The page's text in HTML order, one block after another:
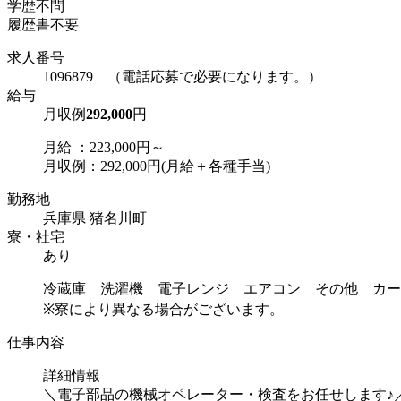
学歴不問
履歴書不要
求人番号
1096879 （電話応募で必要になります。）
給与
月収例292,000円
月給 ：223,000円～
月収例：292,000円(月給＋各種手当)
勤務地
兵庫県 猪名川町
寮・社宅
あり
冷蔵庫 洗濯機 電子レンジ エアコン その他 カー
※寮により異なる場合がございます。
仕事内容
詳細情報
＼電子部品の機械オペレーター・検査をお任せします♪